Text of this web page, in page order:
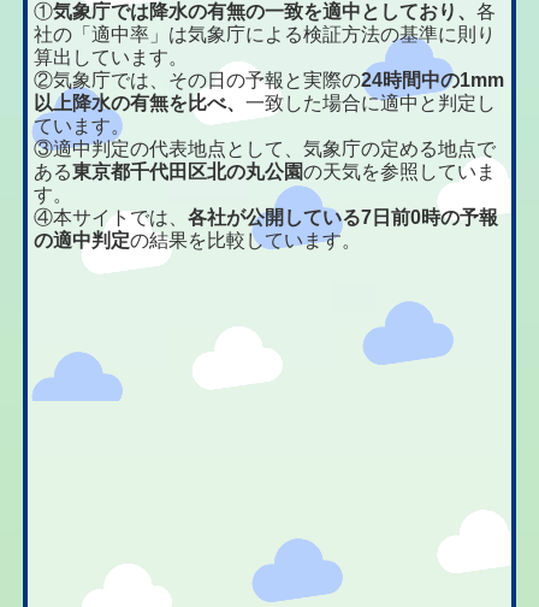
①気象庁では降水の有無の一致を適中としており、各
社の「適中率」は気象庁による検証方法の基準に則り
算出しています。
②気象庁では、その日の予報と実際の24時間中の1mm
以上降水の有無を比べ、一致した場合に適中と判定し
ています。
③適中判定の代表地点として、気象庁の定める地点で
ある東京都千代田区北の丸公園の天気を参照していま
す。
④本サイトでは、各社が公開している7日前0時の予報
の適中判定の結果を比較しています。